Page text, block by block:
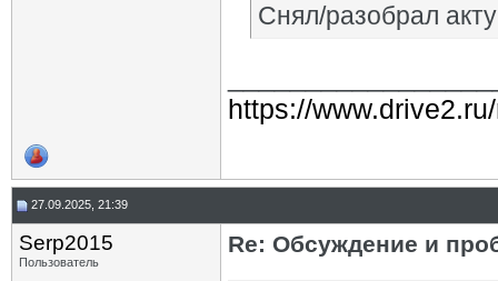
Снял/разобрал
https://
27.09.2025, 21:39
Serp2015
Пользователь
Re: Обсуждение и